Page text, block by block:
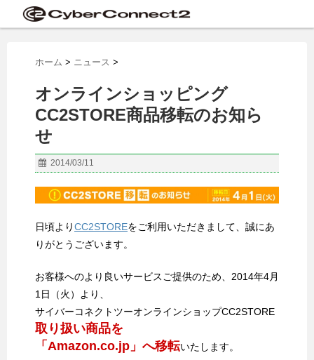
ホーム > ニュース >
オンラインショッピング
CC2STORE商品移転のお知ら
せ
2014/03/11
日頃よりCC2STOREをご利用いただきまして、誠にあ
りがとうございます。
お客様へのより良いサービスご提供のため、2014年4月
1日（火）より、
サイバーコネクトツーオンラインショップCC2STORE
取り扱い商品を
「Amazon.co.jp」へ移転いたします。